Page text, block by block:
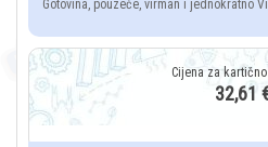
Gotovina, pouzeće, virman i jednokratno
32,61